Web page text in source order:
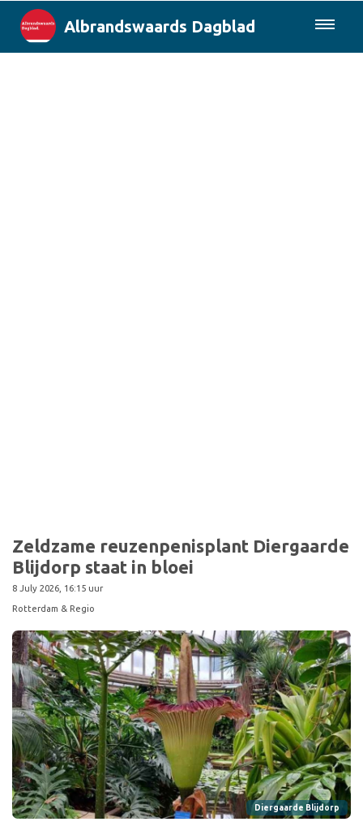
Albrandswaards Dagblad
Zeldzame reuzenpenisplant Diergaarde
Blijdorp staat in bloei
8 July 2026, 16:15 uur
Rotterdam & Regio
Diergaarde Blijdorp